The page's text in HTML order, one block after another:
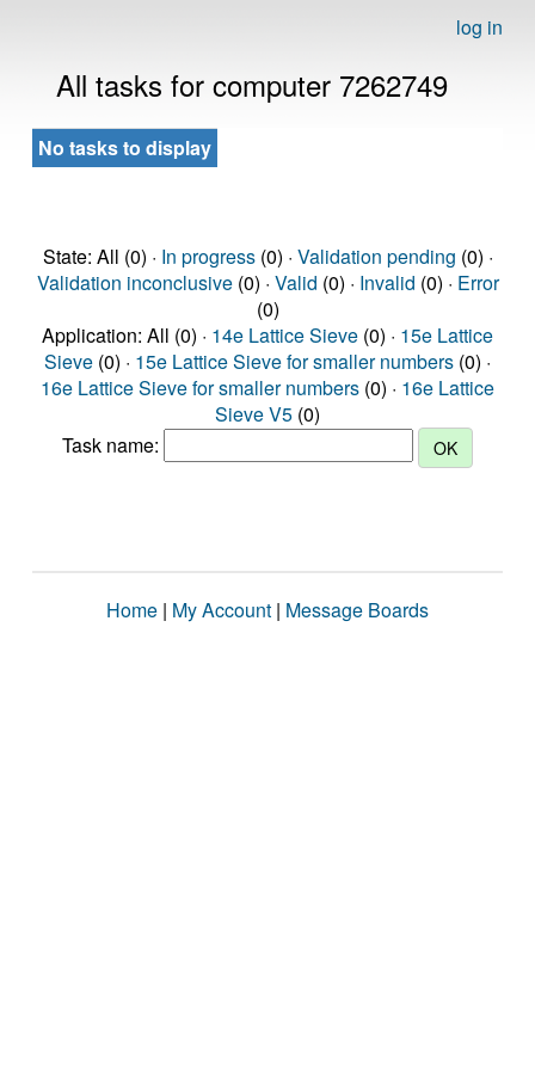
log in
All tasks for computer 7262749
No tasks to display
State: All (0) · In progress(0) · Validation pending (0) ·
Validation inconclusive(0) · Valid (0) · Invalid (0) · Error
(0)
Application: All (0) · 14e Lattice Sieve (0) · 15e Lattice
Sieve (0) · 15e Lattice Sieve for smaller numbers (0) ·
16e Lattice Sieve for smaller numbers (0) · 16e Lattice
Sieve V5 (0)
Task name:
Home | My Account | Message Boards